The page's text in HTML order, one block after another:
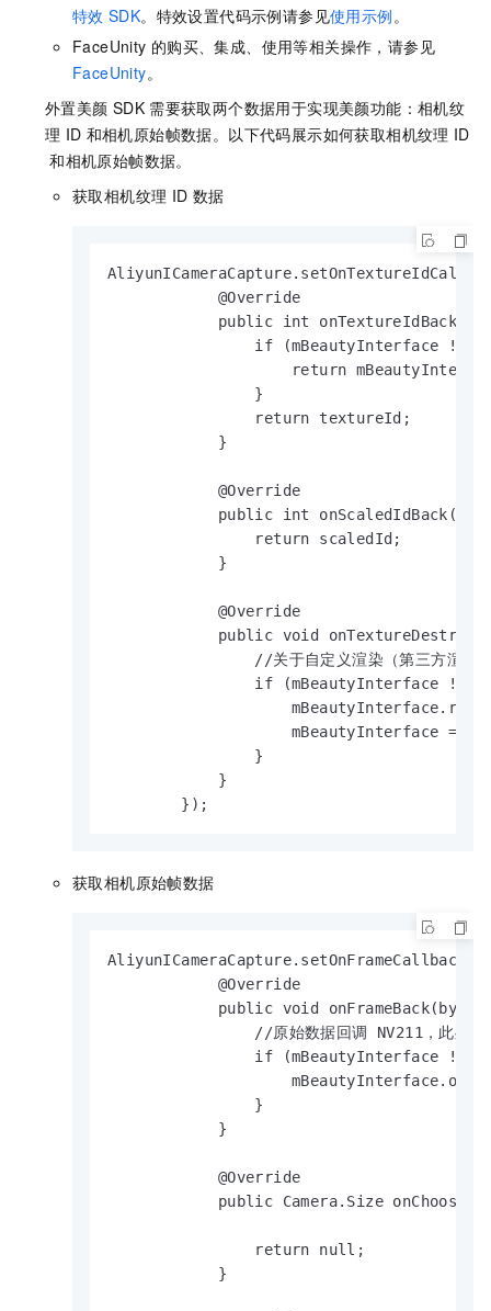
特效 SDK。特效设置代码示例请参见使用示例 。
FaceUnity 的购买、集成、使用等相关操作，请参见
FaceUnity。
外置美颜 SDK 需要获取两个数据用于实现美颜功能：相机纹
理 ID 和相机原始帧数据。以下代码展示如何获取相机纹理 ID
和相机原始帧数据。
获取相机纹理 ID 数据
            @Override
public int
if (mBeautyInterface !=
return
                }
                return textureId;
            }
            @Override
public int
                return scaledId;
            }
            @Override
public void
//关于自定义渲染（第三方渲染
if (mBeautyInterface !=
mBeautyInterface =
                }
            }
        });
获取相机原始帧数据
            @Override
public void
//原始数据回调 NV211，此处获
if (mBeautyInterface !=
                }
            }
            @Override
public Camera.Size
                return null;
            }